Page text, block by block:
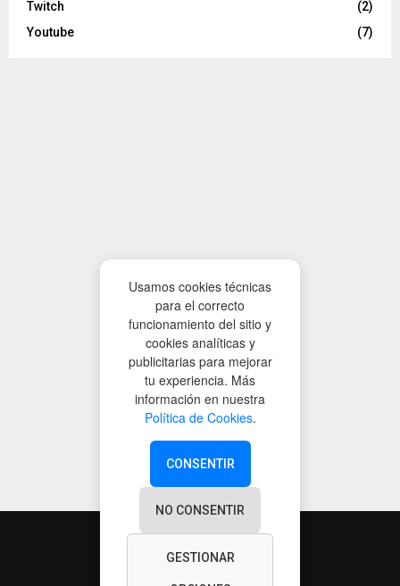
Twitch
(2)
Youtube
(7)
Usamos cookies técnicas
para el correcto
funcionamiento del sitio y
cookies analíticas y
publicitarias para mejorar
tu experiencia. Más
información en nuestra
Política de Cookies.
CONSENTIR
NO CONSENTIR
GESTIONAR